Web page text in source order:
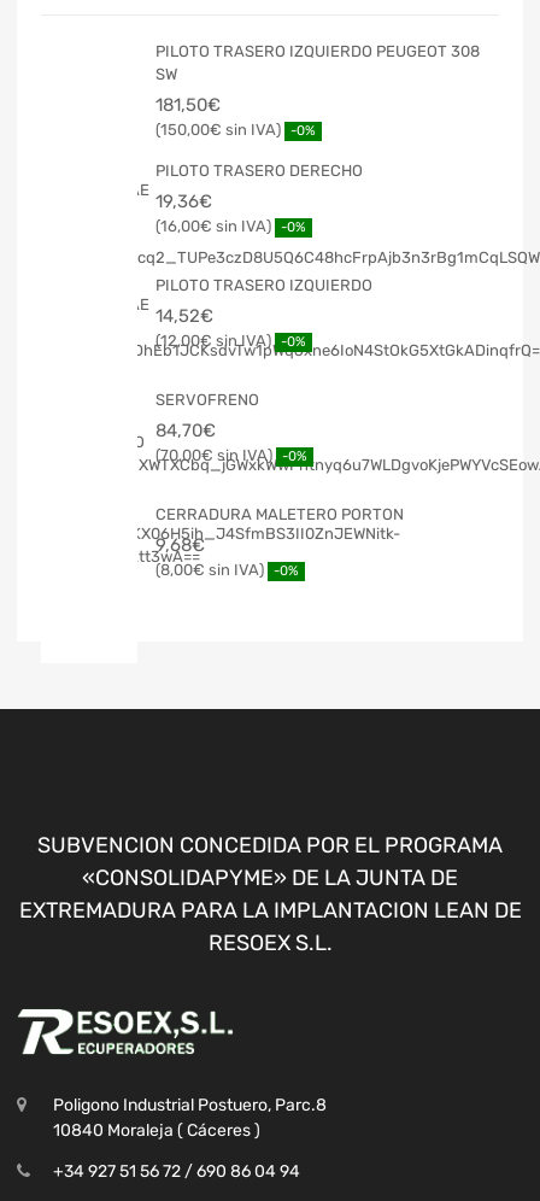
PILOTO TRASERO IZQUIERDO PEUGEOT 308
SW
181,50€
150,00€ -0%
PILOTO TRASERO DERECHO
19,36€
16,00€ -0%
PILOTO TRASERO IZQUIERDO
14,52€
12,00€ -0%
SERVOFRENO
84,70€
70,00€ -0%
CERRADURA MALETERO PORTON
9,68€
8,00€ -0%
SUBVENCION CONCEDIDA POR EL PROGRAMA
«CONSOLIDAPYME» DE LA JUNTA DE
EXTREMADURA PARA LA IMPLANTACION LEAN DE
RESOEX S.L.
Poligono Industrial Postuero, Parc.8
10840 Moraleja ( Cáceres )
+34 927 51 56 72 / 690 86 04 94